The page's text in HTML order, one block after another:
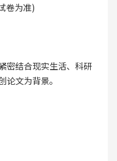
卷为准)
密结合现实生活、科研
文为背景。